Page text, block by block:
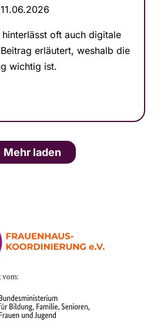
oft auch digitale
erläutert, weshalb die
wichtig ist.
Mehr laden